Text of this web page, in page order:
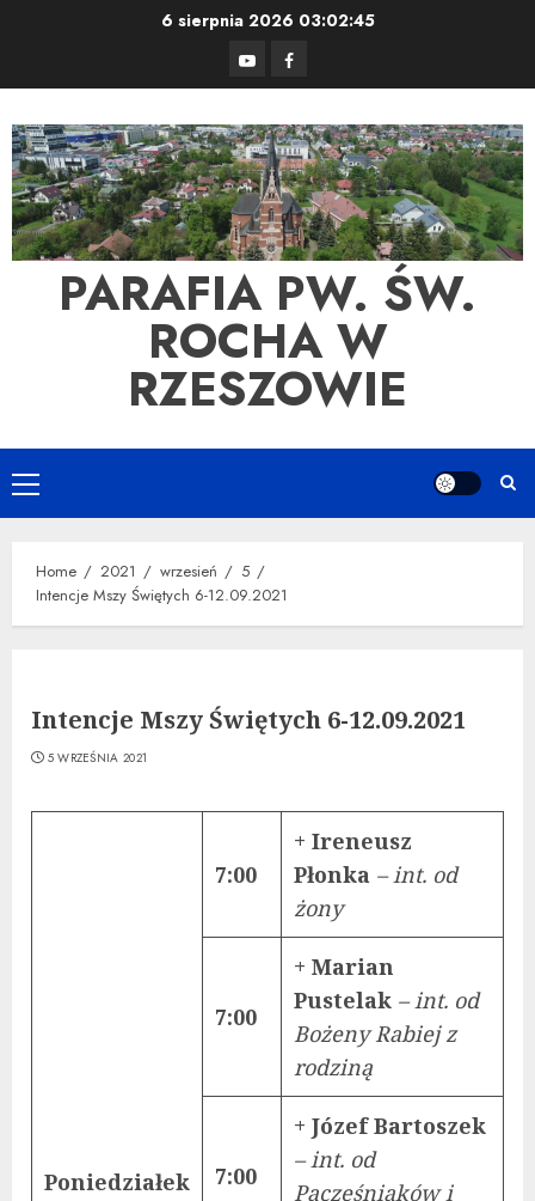
6 sierpnia 2026 03:02:45
YouTubeFacebook
PARAFIA PW. ŚW.
ROCHA W
RZESZOWIE
Primary
Menu
Home 2021 wrzesień
5
Intencje Mszy Świętych 6-12.09.2021
Intencje Mszy Świętych 6-12.09.2021
5 WRZEŚNIA 2021
Poniedziałek
7:00
+ Ireneusz
Płonka – int. od
żony
7:00
+ Marian
Pustelak – int. od
Bożeny Rabiej z
rodziną
7:00
+ Józef Bartoszek
– int. od
Pacześniaków i